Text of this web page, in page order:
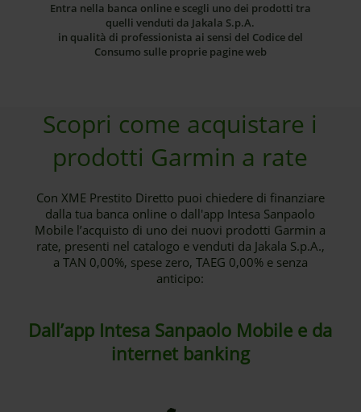
Entra nella banca online e scegli uno dei prodotti tra
quelli venduti da Jakala S.p.A.
in qualità di professionista ai sensi del Codice del
Consumo sulle proprie pagine web
Scopri come acquistare i
prodotti Garmin a rate
Con XME Prestito Diretto puoi chiedere di finanziare
dalla tua banca online o dall'app Intesa Sanpaolo
Mobile l’acquisto di uno dei nuovi prodotti Garmin a
rate, presenti nel catalogo e venduti da Jakala S.p.A.,
a TAN 0,00%, spese zero, TAEG 0,00% e senza
anticipo:
Dall’app Intesa Sanpaolo Mobile e da
internet banking